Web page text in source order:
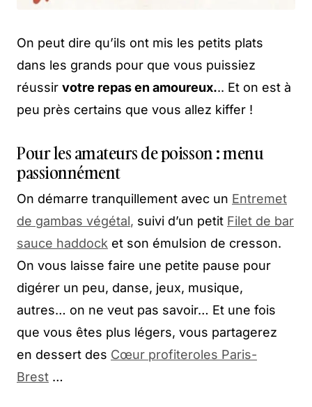
On peut dire qu’ils ont mis les petits plats
dans les grands pour que vous puissiez
réussir votre repas en amoureux... Et on est à
peu près certains que vous allez kiffer !
Pour les amateurs de poisson : menu
passionnément
On démarre tranquillement avec un Entremet
de gambas végétal, suivi d’un petit Filet de bar
sauce haddock et son émulsion de cresson.
On vous laisse faire une petite pause pour
digérer un peu, danse, jeux, musique,
autres… on ne veut pas savoir… Et une fois
que vous êtes plus légers, vous partagerez
en dessert des Cœur profiteroles Paris-
Brest …